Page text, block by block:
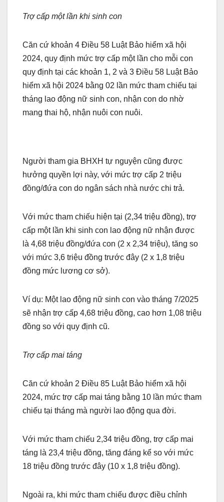
Trợ cấp một lần khi sinh con
Căn cứ khoản 4 Điều 58 Luật Bảo hiểm xã hội
2024, quy định mức trợ cấp một lần cho mỗi con
quy định tại các khoản 1, 2 và 3 Điều 58 Luật Bảo
hiểm xã hội 2024 bằng 02 lần mức tham chiếu tại
tháng lao động nữ sinh con, nhận con do nhờ
mang thai hộ, nhận nuôi con nuôi.
Người tham gia BHXH tự nguyện cũng được
hưởng quyền lợi này, với mức trợ cấp 2 triệu
đồng/đứa con do ngân sách nhà nước chi trả.
Với mức tham chiếu hiện tại (2,34 triệu đồng), trợ
cấp một lần khi sinh con lao động nữ nhận được
là 4,68 triệu đồng/đứa con (2 x 2,34 triệu), tăng so
với mức 3,6 triệu đồng trước đây (2 x 1,8 triệu
đồng mức lương cơ sở).
Ví dụ: Một lao động nữ sinh con vào tháng 7/2025
sẽ nhận trợ cấp 4,68 triệu đồng, cao hơn 1,08 triệu
đồng so với quy định cũ.
Trợ cấp mai táng
Căn cứ khoản 2 Điều 85 Luật Bảo hiểm xã hội
2024, mức trợ cấp mai táng bằng 10 lần mức tham
chiếu tại tháng mà người lao động qua đời.
Với mức tham chiếu 2,34 triệu đồng, trợ cấp mai
táng là 23,4 triệu đồng, tăng đáng kể so với mức
18 triệu đồng trước đây (10 x 1,8 triệu đồng).
Ngoài ra, khi mức tham chiếu được điều chỉnh